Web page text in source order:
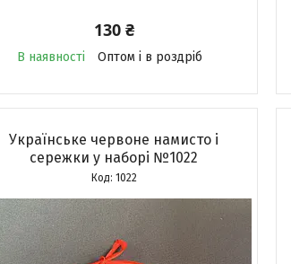
130 ₴
В наявності Оптом і в роздріб
Українське червоне намисто і
сережки у наборі №1022
1022